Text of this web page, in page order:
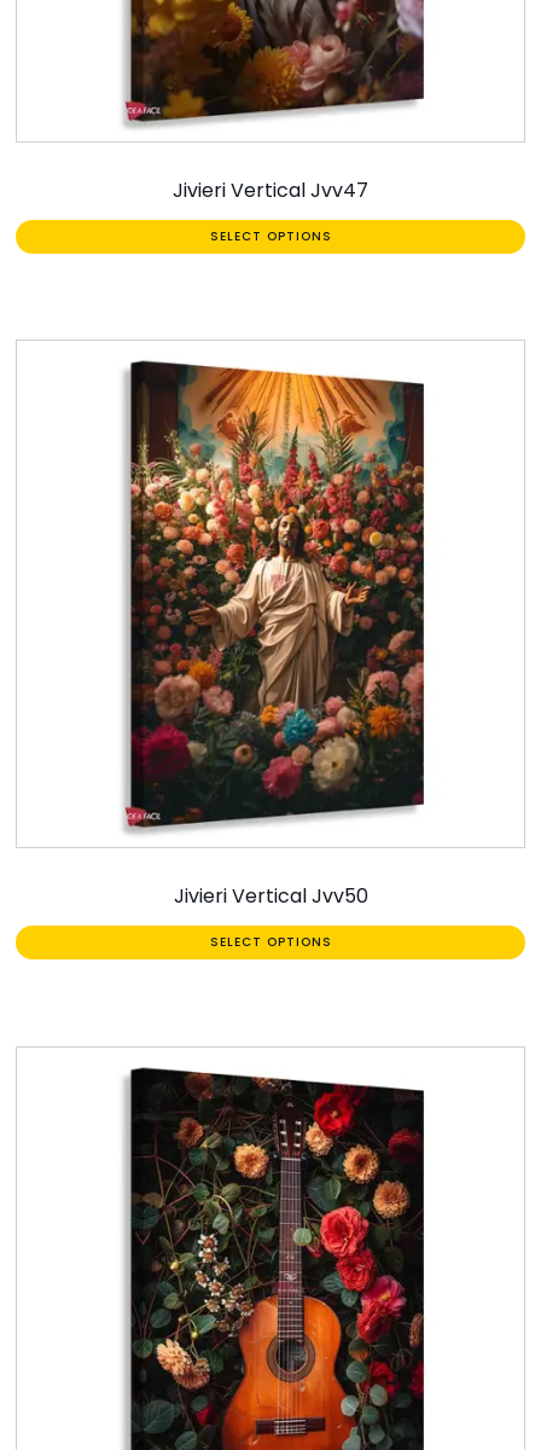
Jivieri Vertical Jvv47
SELECT OPTIONS
Jivieri Vertical Jvv50
SELECT OPTIONS